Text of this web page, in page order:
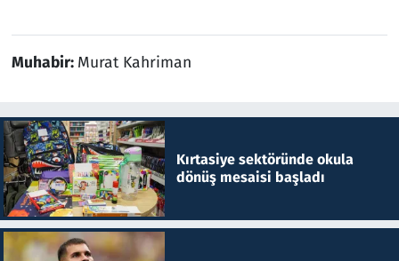
Muhabir: Murat Kahriman
Kırtasiye sektöründe okula
dönüş mesaisi başladı